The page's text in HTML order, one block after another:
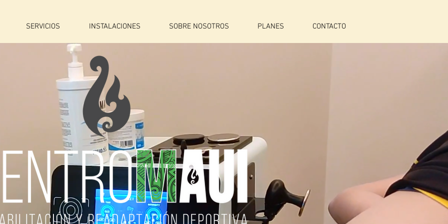
SERVICIOS INSTALACIONES SOBRE NOSOTROS PLANES CONTACTO